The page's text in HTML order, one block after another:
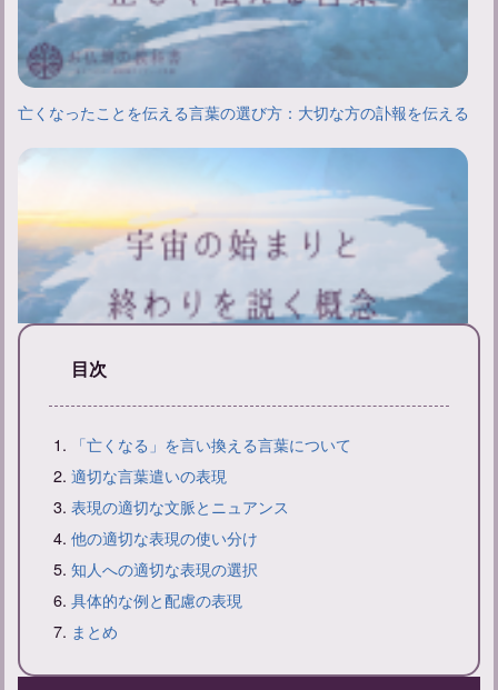
亡くなったことを伝える言葉の選び方：大切な方の訃報を伝える
目次
「亡くなる」を言い換える言葉について
適切な言葉遣いの表現
表現の適切な文脈とニュアンス
他の適切な表現の使い分け
知人への適切な表現の選択
具体的な例と配慮の表現
まとめ